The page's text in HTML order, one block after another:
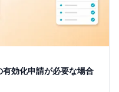
効化申請が必要な場合